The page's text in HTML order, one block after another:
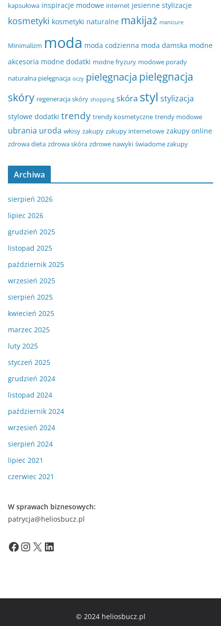
kapsułowa inspiracje modowe internet jesienne stylizacje
kosmetyki kosmetyki naturalne makijaż manicure
Minimalizm moda moda codzienna moda damska modne
akcesoria modne dodatki modne fryzury modowe porady
naturalna pielęgnacja oczy pielęgnacja pielęgnacja
skóry regeneracja skóry shopping skóra styl stylizacja
stylowe dodatki trendy trendy kosmetyczne trendy modowe
ubrania uroda włosy zakupy zakupy internetowe zakupy online
zdrowa dieta zdrowa skóra zdrowe nawyki świadome zakupy
Archiwa
sierpień 2026
lipiec 2026
grudzień 2025
listopad 2025
październik 2025
wrzesień 2025
sierpień 2025
kwiecień 2025
marzec 2025
luty 2025
styczeń 2025
grudzień 2024
listopad 2024
październik 2024
wrzesień 2024
sierpień 2024
lipiec 2021
czerwiec 2021
W sprawach biznesowych:
patrycja@heliosbucz.pl
Facebook InstagramX LinkedIn
© 2024 heliosbucz.pl